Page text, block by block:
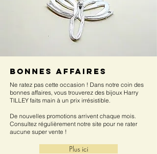
bonnes affaires
Ne ratez pas cette occasion ! Dans notre coin des
bonnes affaires, vous trouverez des bijoux Harry
TILLEY faits main à un prix irrésistible.
De nouvelles promotions arrivent chaque mois.
Consultez régulièrement notre site pour ne rater
aucune super vente !
Plus ici